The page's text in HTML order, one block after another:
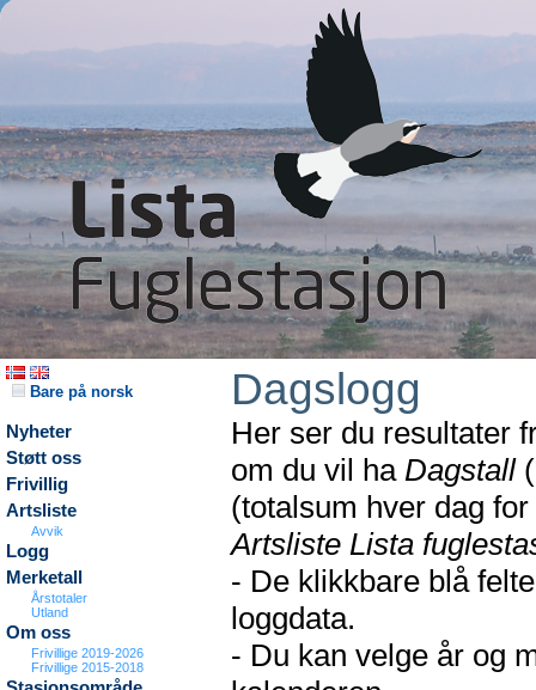
Bare på norsk
Nyheter
Støtt oss
Frivillig
Artsliste
Avvik
Logg
Merketall
Årstotaler
Utland
Om oss
Frivillige 2019-2026
Frivillige 2015-2018
Dagslogg
Her ser du resultater
om du vil ha Dagstall
(totalsum hver dag
Artsliste Lista
- De klikkbare blå
loggdata.
- Du kan velge år og